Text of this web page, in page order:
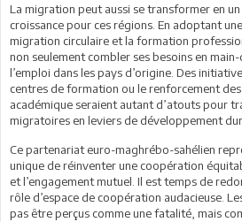
La migration peut aussi se transformer en
croissance pour ces régions. En adoptant
migration circulaire et la formation
non seulement combler ses besoins en
l’emploi dans les pays d’origine. Des
centres de formation ou le renforcement
académique seraient autant d’atouts pour
migratoires en leviers de développement
Ce partenariat euro-maghrébo-sahélien
unique de réinventer une coopération
et l’engagement mutuel. Il est temps de
rôle d’espace de coopération audacieuse.
pas être perçus comme une fatalité, mais